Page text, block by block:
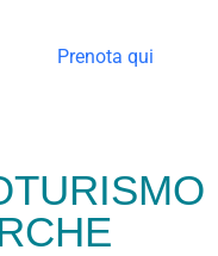
Prenota qui